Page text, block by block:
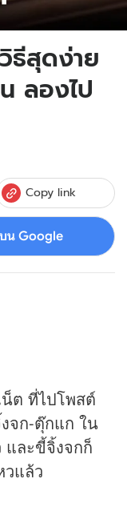
ธีสุดง่าย
ลองไป
Copy link
บน Google
น็ต ที่ไปโพสต์
จก-ตุ๊กแก ใน
และขี้จิ้งจกก็
วแล้ว